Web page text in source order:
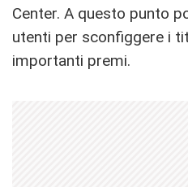
Center. A questo punto
utenti per sconfiggere i
importanti premi.